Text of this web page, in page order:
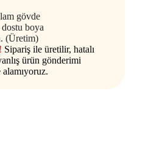
gövde
dostu boya
(Üretim)
Sipariş ile üretilir, hatalı
ürün gönderimi